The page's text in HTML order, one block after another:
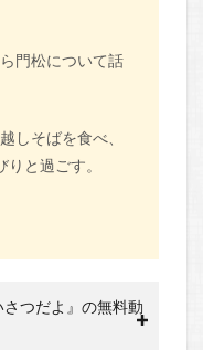
門松について話
しそばを食べ、
と過ごす。
つだよ』の無料動